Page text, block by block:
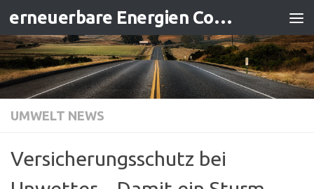
Zum Inhalt springen erneuerbare Energien Contracting
UMWELT NEWS
Versicherungsschutz bei